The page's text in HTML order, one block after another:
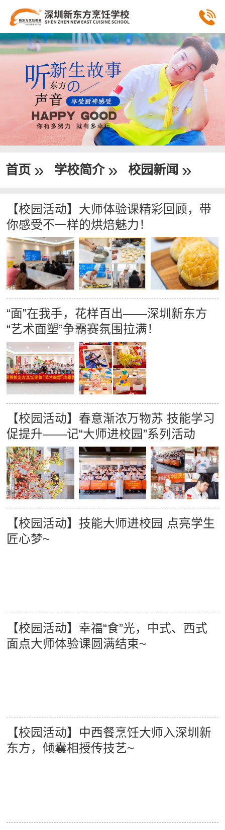
首页 » 学校简介 » 校园新闻 »
【校园活动】大师体验课精彩回顾，带
你感受不一样的烘焙魅力！
“面”在我手，花样百出——深圳新东方
“艺术面塑”争霸赛氛围拉满！
【校园活动】春意渐浓万物苏 技能学习
促提升——记“大师进校园”系列活动
【校园活动】技能大师进校园 点亮学生
匠心梦~
【校园活动】幸福“食”光，中式、西式
面点大师体验课圆满结束~
【校园活动】中西餐烹饪大师入深圳新
东方，倾囊相授传技艺~